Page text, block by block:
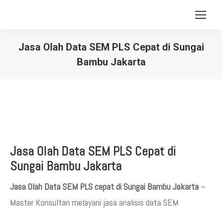
Jasa Olah Data SEM PLS Cepat di Sungai
Bambu Jakarta
Jasa Olah Data SEM PLS Cepat di
Sungai Bambu Jakarta
Jasa Olah Data SEM PLS cepat di Sungai Bambu Jakarta –
Master Konsultan melayani jasa analisis data SEM